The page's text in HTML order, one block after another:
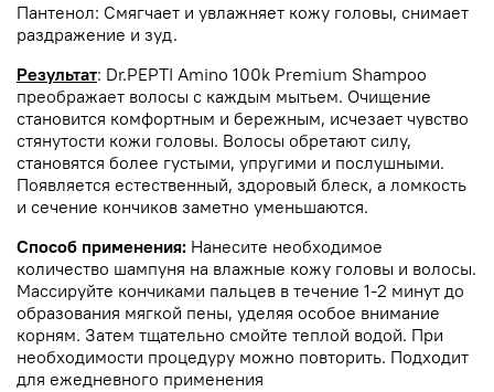
Пантенол: Смягчает и увлажняет кожу головы, снимает
раздражение и зуд.
Результат: Dr.PEPTI Amino 100k Premium Shampoo
преображает волосы с каждым мытьем. Очищение
становится комфортным и бережным, исчезает чувство
стянутости кожи головы. Волосы обретают силу,
становятся более густыми, упругими и послушными.
Появляется естественный, здоровый блеск, а ломкость
и сечение кончиков заметно уменьшаются.
Способ применения: Нанесите необходимое
количество шампуня на влажные кожу головы и волосы.
Массируйте кончиками пальцев в течение 1-2 минут до
образования мягкой пены, уделяя особое внимание
корням. Затем тщательно смойте теплой водой. При
необходимости процедуру можно повторить. Подходит
для ежедневного применения